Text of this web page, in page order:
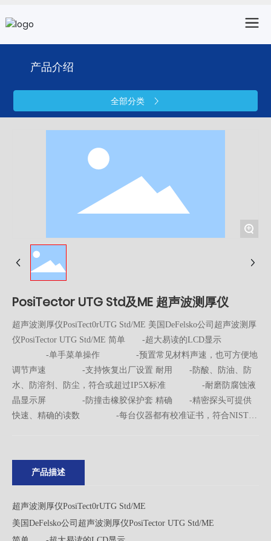
产品介绍
全部分类
+
PosiTector UTG Std及ME 超声波测厚仪
超声波测厚仪PosiTect0rUTG Std/ME 美国DeFelsko公司超声波测厚
仪PosiTector UTG Std/ME 简单 -超大易读的LCD显示
-单手菜单操作 -预置常见材料声速，也可方便地
调节声速 -支持恢复出厂设置 耐用 -防酸、防油、防
水、防溶剂、防尘，符合或超过IP5X标准 -耐磨防腐蚀液
晶显示屏 -防撞击橡胶保护套 精确 -精密探头可提供
快速、精确的读数 -每台仪器都有校准证书，符合NIST标
光报警 -可存储1000组10000个数据 -内置时钟，
可标注存储数据时间 -USB接口和红外接口，可将数据输
包括中文 -PosiTectorUTG ME具有油漆穿透功能
产品描述
超声波测厚仪PosiTect0rUTG Std/ME
美国DeFelsko公司超声波测厚仪PosiTector UTG Std/ME